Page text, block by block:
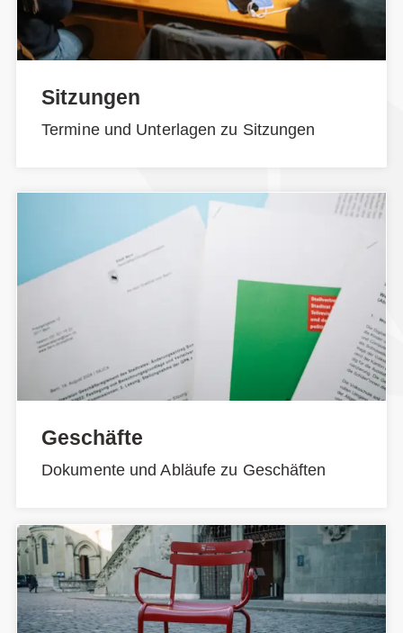
Sitzungen
Termine und Unterlagen zu Sitzungen
Geschäfte
Dokumente und Abläufe zu Geschäften